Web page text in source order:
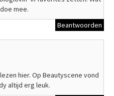
mee.
Beantwoorden
hier. Op Beautyscene vond
altijd erg leuk.